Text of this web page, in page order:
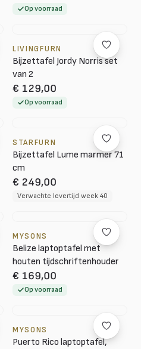
Op voorraad
LIVINGFURN
Bijzettafel Jordy Norris set
van 2
€ 129,00
Op voorraad
STARFURN
Bijzettafel Lume marmer 71
cm
€ 249,00
Verwachte levertijd week 40
MYSONS
Belize laptoptafel met
houten tijdschriftenhouder
€ 169,00
Op voorraad
MYSONS
Puerto Rico laptoptafel,